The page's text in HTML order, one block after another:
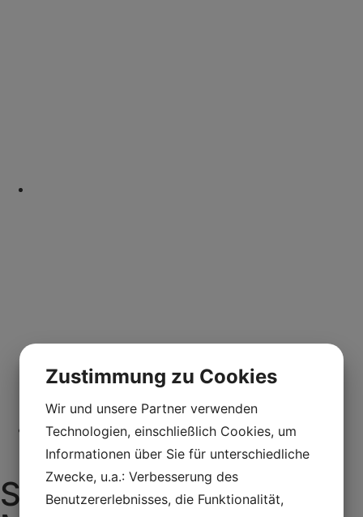
Stapelmaschine EDGE
Zustimmung zu Cookies
Wir und unsere Partner verwenden
Technologien, einschließlich Cookies, um
Informationen über Sie für unterschiedliche
Zwecke, u.a.: Verbesserung des
Benutzererlebnisses, die Funktionalität,